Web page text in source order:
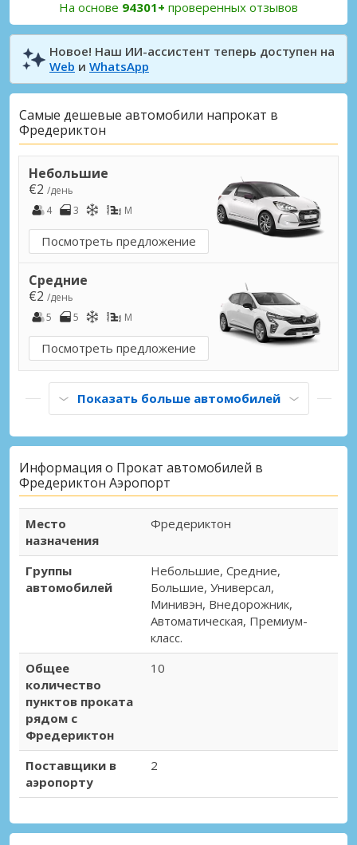
На основе 94301+ проверенных отзывов
Новое! Наш ИИ-ассистент теперь доступен на
Web и WhatsApp
Самые дешевые автомобили напрокат в
Фредериктон
Небольшие
€2 /день
4
3 M
Посмотреть предложение
Средние
€2 /день
5
5 M
Посмотреть предложение
Показать больше автомобилей
Информация о Прокат автомобилей в
Фредериктон Аэропорт
Место
назначения
Фредериктон
Группы
автомобилей
Небольшие, Средние,
Большие, Универсал,
Минивэн, Внедорожник,
Автоматическая, Премиум-
класс.
Общее
количество
пунктов проката
рядом с
Фредериктон
10
Поставщики в
аэропорту
2